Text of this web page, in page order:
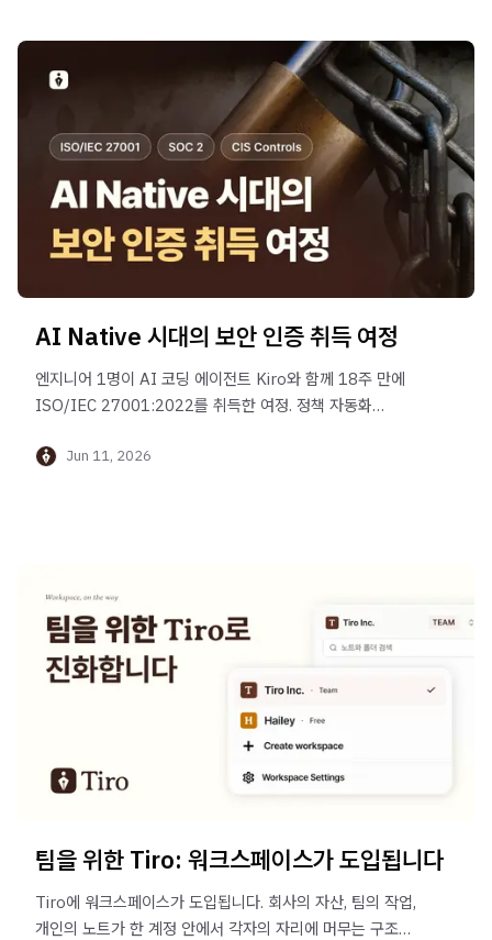
AI Native 시대의 보안 인증 취득 여정
엔지니어 1명이 AI 코딩 에이전트 Kiro와 함께 18주 만에
ISO/IEC 27001:2022를 취득한 여정. 정책 자동화
전환까지 — AI Native 방식으로 신뢰를 스케일링한
Jun 11, 2026
팀을 위한 Tiro: 워크스페이스가 도입됩니다
Tiro에 워크스페이스가 도입됩니다. 회사의 자산, 팀의 작업,
개인의 노트가 한 계정 안에서 각자의 자리에 머무는 구조로